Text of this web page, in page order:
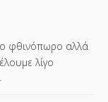
φθινόπωρο αλλά
λίγο